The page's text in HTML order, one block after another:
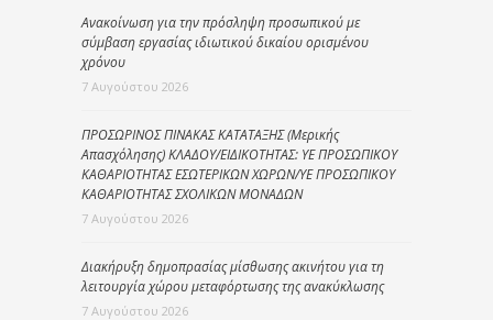
Ανακοίνωση για την πρόσληψη προσωπικού με
σύμβαση εργασίας ιδιωτικού δικαίου ορισμένου
χρόνου
7 Αυγούστου 2026
ΠΡΟΣΩΡΙΝΟΣ ΠΙΝΑΚΑΣ ΚΑΤΑΤΑΞΗΣ (Μερικής
Απασχόλησης) ΚΛΑΔΟΥ/ΕΙΔΙΚΟΤΗΤΑΣ: ΥΕ ΠΡΟΣΩΠΙΚΟΥ
ΚΑΘΑΡΙΟΤΗΤΑΣ ΕΣΩΤΕΡΙΚΩΝ ΧΩΡΩΝ/ΥΕ ΠΡΟΣΩΠΙΚΟΥ
ΚΑΘΑΡΙΟΤΗΤΑΣ ΣΧΟΛΙΚΩΝ ΜΟΝΑΔΩΝ
7 Αυγούστου 2026
Διακήρυξη δημοπρασίας μίσθωσης ακινήτου για τη
λειτουργία χώρου μεταφόρτωσης της ανακύκλωσης
7 Αυγούστου 2026